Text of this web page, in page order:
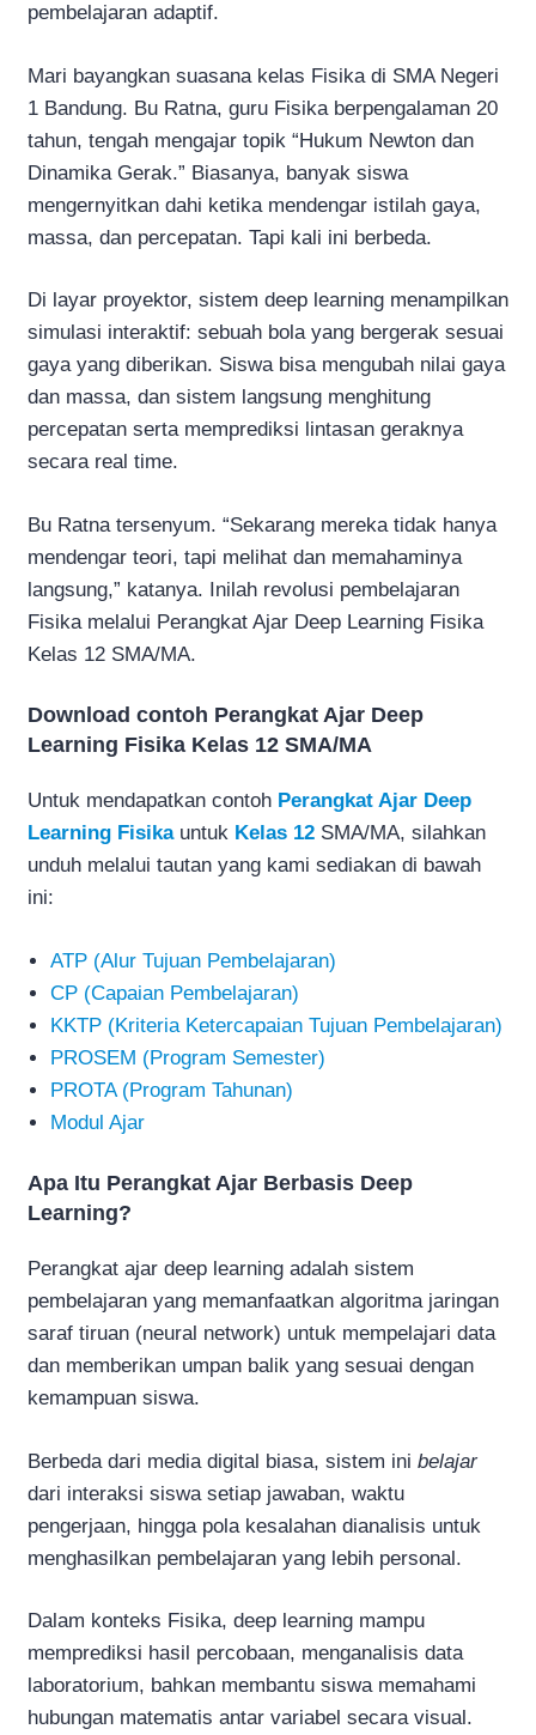
pembelajaran adaptif.
Mari bayangkan suasana kelas Fisika di SMA Negeri
1 Bandung. Bu Ratna, guru Fisika berpengalaman 20
tahun, tengah mengajar topik “Hukum Newton dan
Dinamika Gerak.” Biasanya, banyak siswa
mengernyitkan dahi ketika mendengar istilah gaya,
massa, dan percepatan. Tapi kali ini berbeda.
Di layar proyektor, sistem deep learning menampilkan
simulasi interaktif: sebuah bola yang bergerak sesuai
gaya yang diberikan. Siswa bisa mengubah nilai gaya
dan massa, dan sistem langsung menghitung
percepatan serta memprediksi lintasan geraknya
secara real time.
Bu Ratna tersenyum. “Sekarang mereka tidak hanya
mendengar teori, tapi melihat dan memahaminya
langsung,” katanya. Inilah revolusi pembelajaran
Fisika melalui Perangkat Ajar Deep Learning Fisika
Kelas 12 SMA/MA.
Download contoh Perangkat Ajar Deep
Learning Fisika Kelas 12 SMA/MA
Untuk mendapatkan contoh Perangkat Ajar Deep
Learning Fisikauntuk Kelas 12 SMA/MA, silahkan
unduh melalui tautan yang kami sediakan di bawah
ini:
ATP (Alur Tujuan Pembelajaran)
CP (Capaian Pembelajaran)
KKTP (Kriteria Ketercapaian Tujuan Pembelajaran)
PROSEM (Program Semester)
PROTA (Program Tahunan)
Modul Ajar
Apa Itu Perangkat Ajar Berbasis Deep
Learning?
Perangkat ajar deep learning adalah sistem
pembelajaran yang memanfaatkan algoritma jaringan
saraf tiruan (neural network) untuk mempelajari data
dan memberikan umpan balik yang sesuai dengan
kemampuan siswa.
Berbeda dari media digital biasa, sistem ini belajar
dari interaksi siswa setiap jawaban, waktu
pengerjaan, hingga pola kesalahan dianalisis untuk
menghasilkan pembelajaran yang lebih personal.
Dalam konteks Fisika, deep learning mampu
memprediksi hasil percobaan, menganalisis data
laboratorium, bahkan membantu siswa memahami
hubungan matematis antar variabel secara visual.